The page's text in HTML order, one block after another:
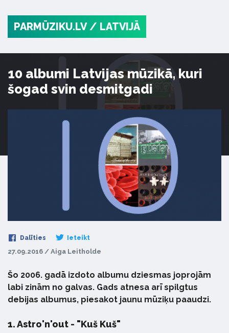
PARMŪZIKU.LV / LATVIJĀ
10 albumi Latvijas mūzikā, kuri
šogad svin desmitgadi
Dalīties Ieteikt
27.09.2016 / Aiga Leitholde
Šo 2006. gadā izdoto albumu dziesmas joprojām
labi zinām no galvas. Gads atnesa arī spilgtus
debijas albumus, piesakot jaunu mūziķu paaudzi.
1.Astro'n'out - "Kuš Kuš"